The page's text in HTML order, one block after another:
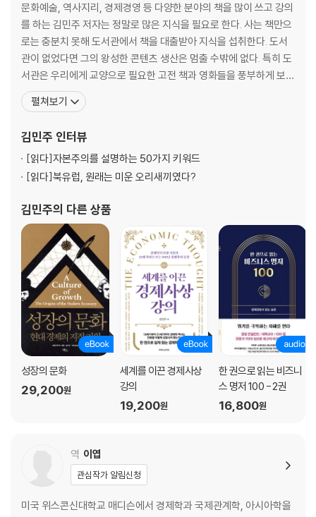
를 뺏는 대신 더 많은 일자리를 창출하도록 지도자와 규제 당국이 어떻게
행동해야 하는지에 대한 명확한 방향을 제시한다.
이 책을 통해 슈밥 회장은 전례 없는 기술의 발전 속도를 고려할 때, 기술의
영향을 관리할 정부, 규제 기관 및 기업은 그 어느 때보다도 신속하고 새롭
게 변해야 한다고 주장한다. 즉 지도자들이 기술의 기민성을 이해하고, 다
른 분야와 협력하여 규칙을 지속해서 업데이트하고 재고하는 민첩한 거버
야 한다는 것이다. 포괄적이고 지속가능한 지배 구조 시스템 내에서 기술
이 발전하지 않는다면, 제4차 산업혁명은 소득 불평등을 악화시키고 수십
억 명의 사람들을 소외시킬 것이며, 위기에 대처할 기술을 활용할 기회를
놓쳐버릴 거라고 저자는 경고한다.
슈밥 회장은 "기후 변화에 대한 공동 대응을 발전시키는 데 10년 이상이 걸
렸다. 우리가 4차 산업혁명에 대응하는 데 이렇게 긴 시간이 걸리면 우리
는 일하고 살아가고 행동하는 방식을 형성하는 기술 개발에 영향력을 발휘
할 기회를 잃을 것이다. 현재 우리가 행동한다면 가능한 한 많은 사람들의
삶과 미래를 지속가능하고 의미 있게 개선할 수 있는 기회를 얻게 될 것이
다."라고 말하며 현재를 사는 모든 이들에게 경각심을 촉구한다.
전 세계 리더, 전문가의 연구 결과와 인사이트가 총집결된
단 한 권의 4차 산업혁명 필독서
세계경제포럼의 핵심 키워드인 ‘이노베이션, 어젠다 선점, 네트워크 형
성’을 십분 활용하여 집필된 이 책은 18개월에 걸쳐 수천 명의 전문가, 기
탕을 토대로 정리되었다. 방대한 정보, 가장 최신의 사례, 세계적 오피니언
·기술 리더의 인사이트가 담긴 이 결과물은 또 다른 기술, 경제 및 사회 전
문가, 비즈니스 리더, 정책입안자를 위한 더없이 확실한 가이드가 되어줄
것이다.
문화예술, 역사지리, 경제경영 등 다양한 분야의 책을 많이 쓰고 강의
를 하는 김민주 저자는 정말로 많은 지식을 필요로 한다. 사는 책만으
로는 충분치 못해 도서관에서 책을 대출받아 지식을 섭취한다. 도서
관이 없었다면 그의 왕성한 콘텐츠 생산은 멈출 수밖에 없다. 특히 도
서관은 우리에게 교양으로 필요한 고전 책과 영화들을 풍부하게 보유
하고 있다. 그런 의미에서 우리 삶을 격조 높게 해주는 교양과 도서관
은 찰떡궁합이다. 서울대학교와 미국 시카고대학교에서 경제학을 공
우르는 폴리매스(Polymath;박식가)가 되고
펼쳐보기
김민주 인터뷰
[읽다]자본주의를 설명하는 50가지 키워드
[읽다]북유럽, 원래는 미운 오리새끼였다?
김민주의 다른 상품
성장의 문화
29,200원
세계를 이끈 경제사상
강의
19,200원
한 권으로 읽는 비즈니
스 명저 100 - 2권
16,800원
역 이엽
관심작가 알림신청
미국 위스콘신대학교 매디슨에서 경제학과 국제관계학, 아시아학을